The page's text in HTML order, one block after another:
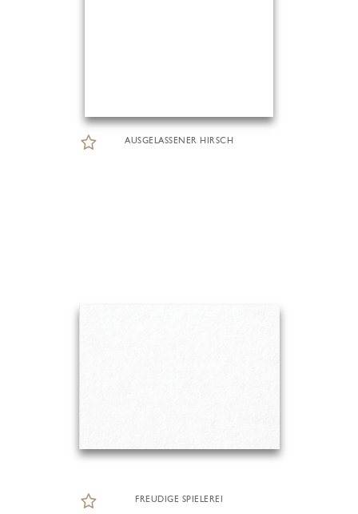
AUSGELASSENER HIRSCH
FREUDIGE SPIELEREI